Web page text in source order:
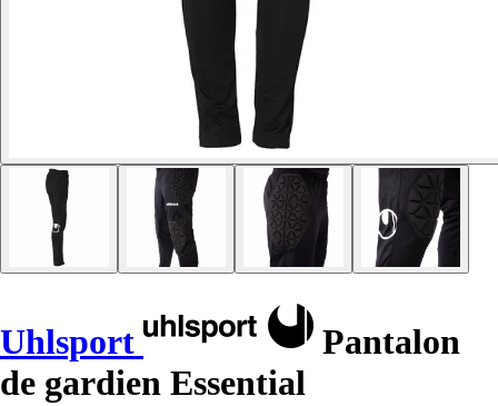
Uhlsport
Pantalon
de gardien Essential